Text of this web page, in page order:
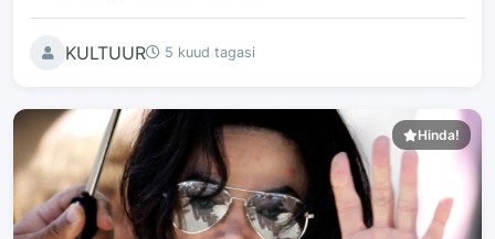
KULTUUR 5 kuud tagasi
Hinda!